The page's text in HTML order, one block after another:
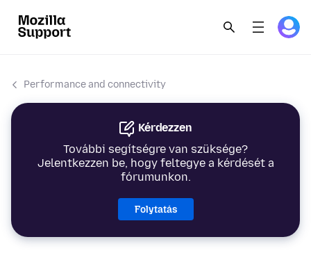
Performance and connectivity
Kérdezzen
További segítségre van szüksége?
Jelentkezzen be, hogy feltegye a kérdését a
fórumunkon.
Folytatás